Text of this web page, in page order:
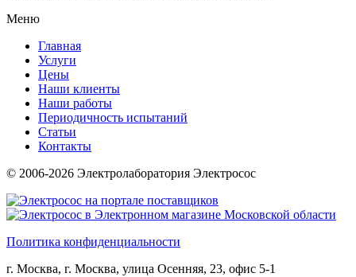
Меню
Главная
Услуги
Цены
Наши клиенты
Наши работы
Периодичность испытаний
Статьи
Контакты
© 2006-2026 Электролаборатория Электросос
Политика конфиденциальности
г. Москва, г. Москва, улица Осенняя, 23, офис 5-1